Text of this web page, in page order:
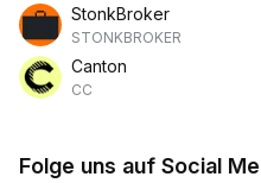
StonkBroker
STONKBROKER
Canton
CC
Folge uns auf Social